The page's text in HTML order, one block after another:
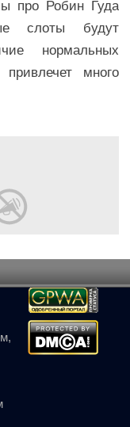
про Робин Гуда
слоты будут
нормальных
много